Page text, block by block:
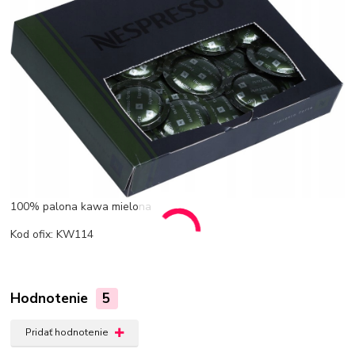
100% palona kawa mielona
Kod ofix: KW114
Hodnotenie 5
Pridať hodnotenie